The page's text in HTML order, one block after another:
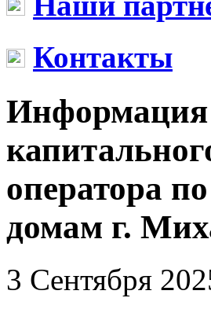
Контакты
оператора
домам г.
3 Сентября